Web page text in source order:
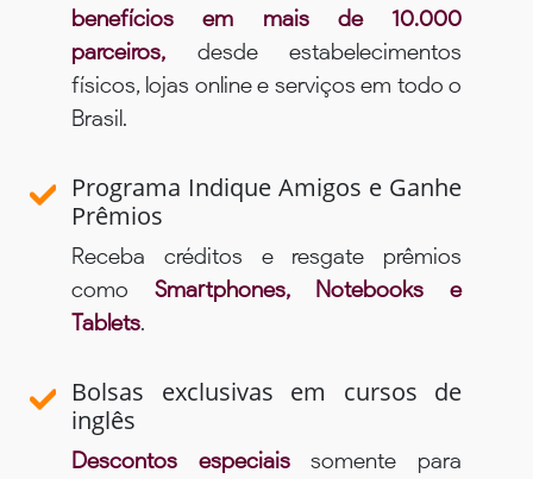
benefícios em mais de 10.000
parceiros, desde estabelecimentos
físicos, lojas online e serviços em todo o
Brasil.
Programa Indique Amigos e Ganhe
Prêmios
Receba créditos e resgate prêmios
como Smartphones, Notebooks e
Tablets.
Bolsas exclusivas em cursos de
inglês
Descontos especiaissomente para